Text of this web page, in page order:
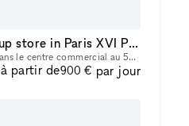
Perfect pop up store in Paris XVI PASSY
PASSY PLAZA, dans le centre commercial au 53 rue de passy , mise à disposition d'une boutique de 80 m2. centrale avec flux garanti.
à partir de900 € par jour